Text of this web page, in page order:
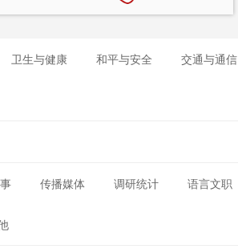
卫生与健康 和平与安全 交通与通信
传播媒体 调研统计 语言文职